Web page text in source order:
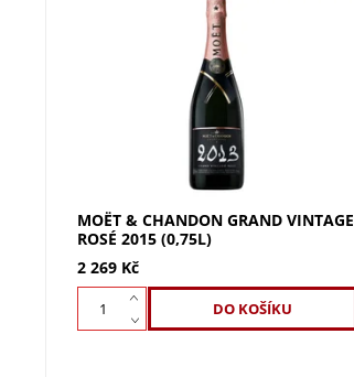
Moët & Chandon Grand Vintage Rosé
2015: výjimečné šampaňské z roku s
dramatickým teplem a mimořádnou
sklizní. Užijte si plné tělo a
MOËT & CHANDON GRAND VINTAGE
ROSÉ 2015 (0,75L)
2 269 Kč